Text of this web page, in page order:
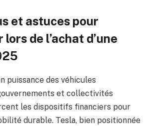
et astuces pour
de l’achat d’une
puissance des véhicules
et collectivités
les dispositifs financiers pour
durable. Tesla, bien positionnée